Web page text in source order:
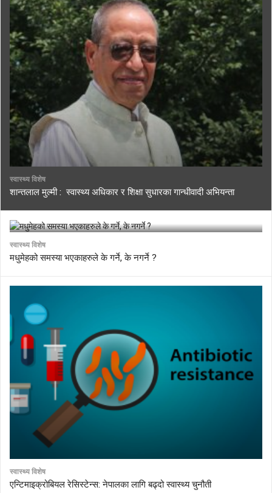
स्वास्थ्य विशेष
शान्तलाल मुल्मी : स्वास्थ्य अधिकार र शिक्षा सुधारका गान्धीवादी अभियन्ता
स्वास्थ्य विशेष
मधुमेहको समस्या भएकाहरुले के गर्ने, के नगर्ने ?
स्वास्थ्य विशेष
एन्टिमाइक्रोबियल रेसिस्टेन्स: नेपालका लागि बढ्दो स्वास्थ्य चुनौती